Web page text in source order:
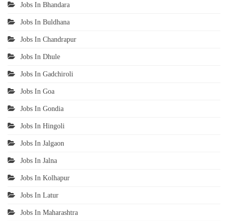
Jobs In Bhandara
Jobs In Buldhana
Jobs In Chandrapur
Jobs In Dhule
Jobs In Gadchiroli
Jobs In Goa
Jobs In Gondia
Jobs In Hingoli
Jobs In Jalgaon
Jobs In Jalna
Jobs In Kolhapur
Jobs In Latur
Jobs In Maharashtra